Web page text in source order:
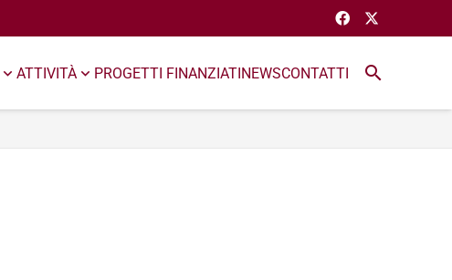
ATTIVITÀ PROGETTI FINANZIATINEWSCONTATTI search